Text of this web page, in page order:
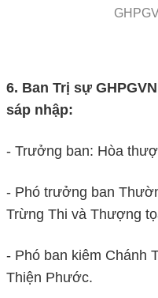
6. Ban Trị sự
sáp nhập:
- Trưởng ban: Hòa
- Phó trưởng ban
Trừng Thi và Thượng
- Phó ban kiêm Chánh
Thiện Phước.